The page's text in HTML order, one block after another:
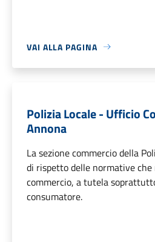
VAI ALLA PAGINA
Polizia Locale - Ufficio
Annona
La sezione commercio della
di rispetto delle normative che
commercio, a tutela
consumatore.